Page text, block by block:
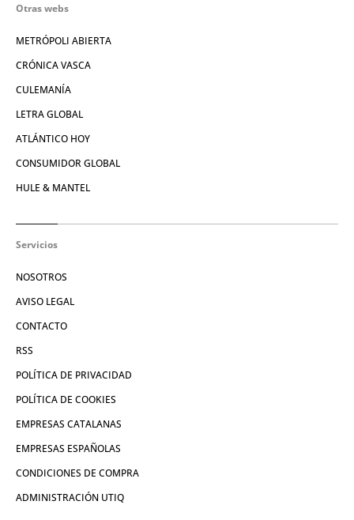
Otras webs
METRÓPOLI ABIERTA
CRÓNICA VASCA
CULEMANÍA
LETRA GLOBAL
ATLÁNTICO HOY
CONSUMIDOR GLOBAL
HULE & MANTEL
Servicios
NOSOTROS
AVISO LEGAL
CONTACTO
RSS
POLÍTICA DE PRIVACIDAD
POLÍTICA DE COOKIES
EMPRESAS CATALANAS
EMPRESAS ESPAÑOLAS
CONDICIONES DE COMPRA
ADMINISTRACIÓN UTIQ